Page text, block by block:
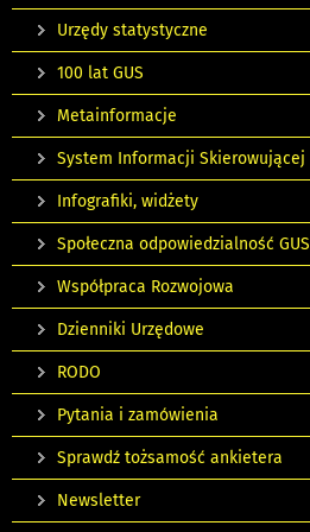
Urzędy statystyczne
100 lat GUS
Metainformacje
System Informacji Skierowującej
Infografiki, widżety
Społeczna odpowiedzialność GUS
Współpraca Rozwojowa
Dzienniki Urzędowe
RODO
Pytania i zamówienia
Sprawdź tożsamość ankietera
Newsletter